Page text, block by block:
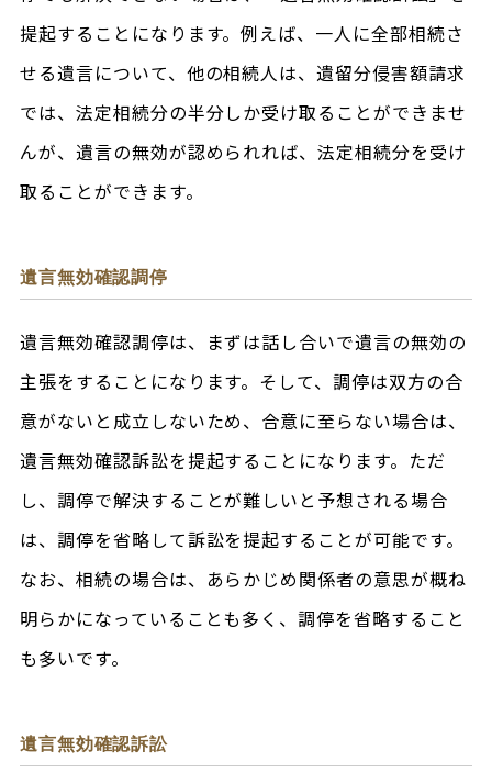
提起することになります。例えば、一人に全部相続さ
せる遺言について、他の相続人は、遺留分侵害額請求
では、法定相続分の半分しか受け取ることができませ
んが、遺言の無効が認められれば、法定相続分を受け
取ることができます。
遺言無効確認調停
遺言無効確認調停は、まずは話し合いで遺言の無効の
主張をすることになります。そして、調停は双方の合
意がないと成立しないため、合意に至らない場合は、
遺言無効確認訴訟を提起することになります。ただ
し、調停で解決することが難しいと予想される場合
は、調停を省略して訴訟を提起することが可能です。
なお、相続の場合は、あらかじめ関係者の意思が概ね
明らかになっていることも多く、調停を省略すること
も多いです。
遺言無効確認訴訟